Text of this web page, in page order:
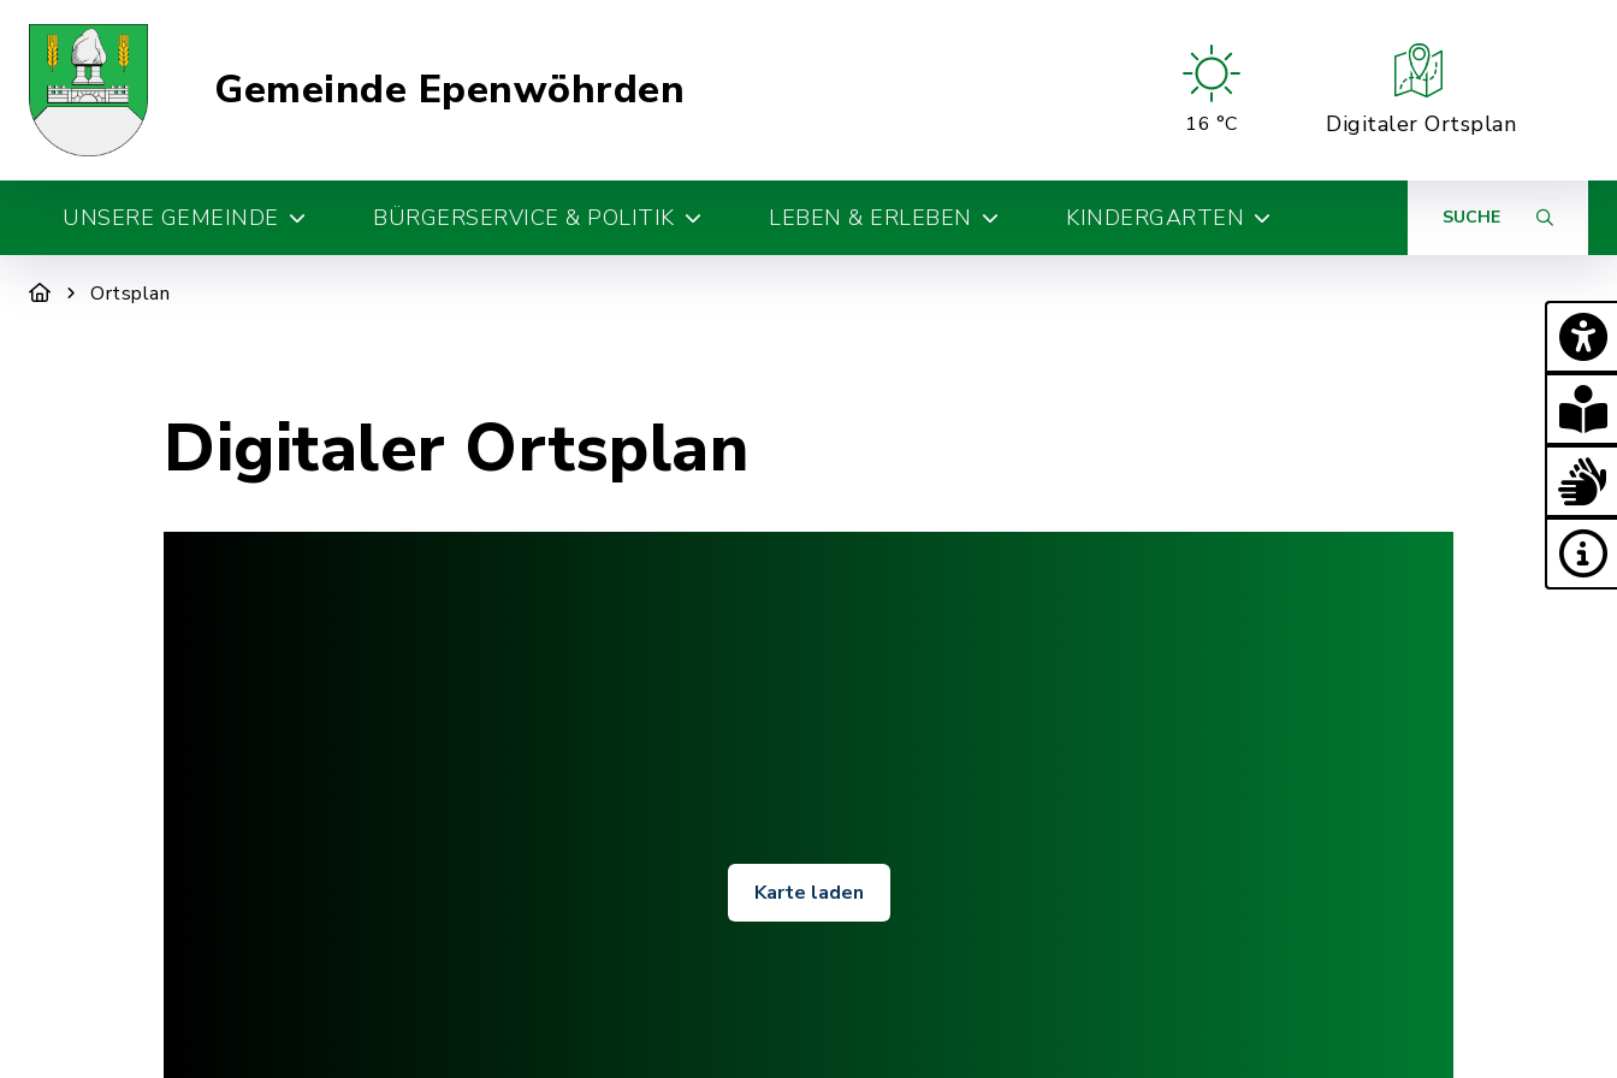
Gemeinde Epenwöhrden
16 °C Digitaler Ortsplan
UNSERE GEMEINDE BÜRGERSERVICE & POLITIK LEBEN & ERLEBEN KINDERGARTEN SUCHE
Ortsplan
Digitaler Ortsplan
Karte laden